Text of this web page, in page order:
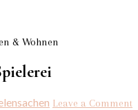
& Wohnen
Leave a Comment